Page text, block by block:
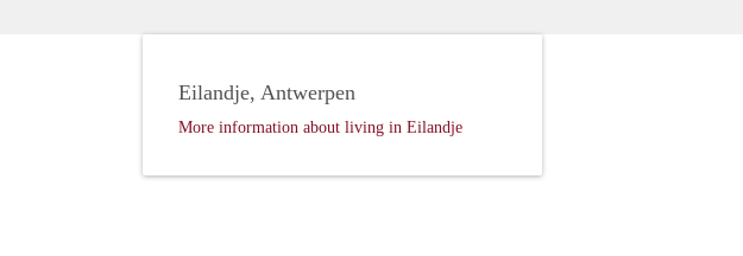
Eilandje, Antwerpen
More information about living in Eilandje